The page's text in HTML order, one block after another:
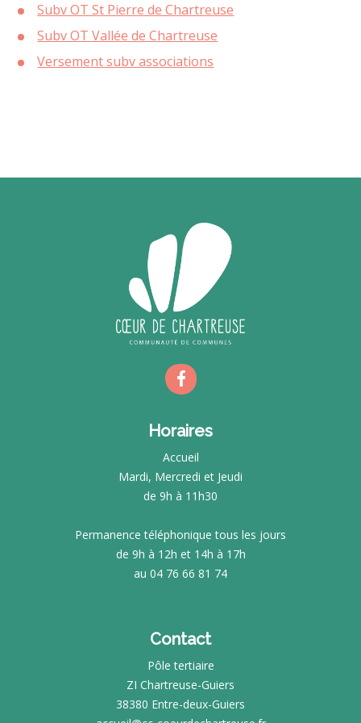
Subv OT St Pierre de Chartreuse
Subv OT Vallée de Chartreuse
Versement subv associations
Horaires
Accueil
Mardi, Mercredi et Jeudi
de 9h à 11h30
Permanence téléphonique tous les jours
de 9h à 12h et 14h à 17h
au 04 76 66 81 74
Contact
Pôle tertiaire
ZI Chartreuse-Guiers
38380 Entre-deux-Guiers